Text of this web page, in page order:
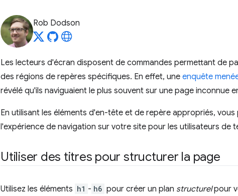
Rob Dodson
Les lecteurs d'écran disposent de commandes permettant de
des régions de repères spécifiques. En effet, une enquête
révélé qu'ils naviguaient le plus souvent sur une page inconnue
En utilisant les éléments d'en-tête et de repère appropriés,
l'expérience de navigation sur votre site pour les utilisateurs de
Utiliser des titres pour structurer la page
Utilisez les éléments h1 - h6 pour créer un plan structurelpour